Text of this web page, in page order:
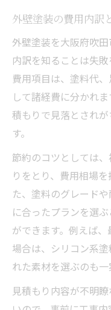
外壁塗装の費用内訳
外壁塗装を大阪府吹
内訳を知ることは失
費用項目は、塗料代
して諸経費に分かれ
積もりで見落とされ
す。
節約のコツとしては
りをとり、費用相場
た、塗料のグレード
に合ったプランを選
ができます。例えば
場合は、シリコン系
れた素材を選ぶのも一
見積もり内容が不明